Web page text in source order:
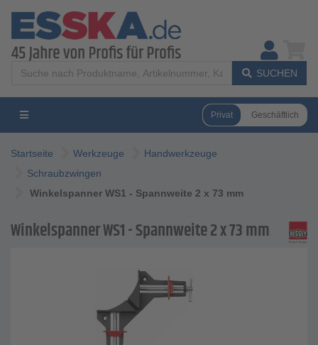
SUCHEN
Privat Geschäftlich
Startseite Werkzeuge
Handwerkzeuge
Schraubzwingen
Winkelspanner WS1 - Spannweite 2 x 73 mm
Winkelspanner WS1 - Spannweite 2 x 73 mm